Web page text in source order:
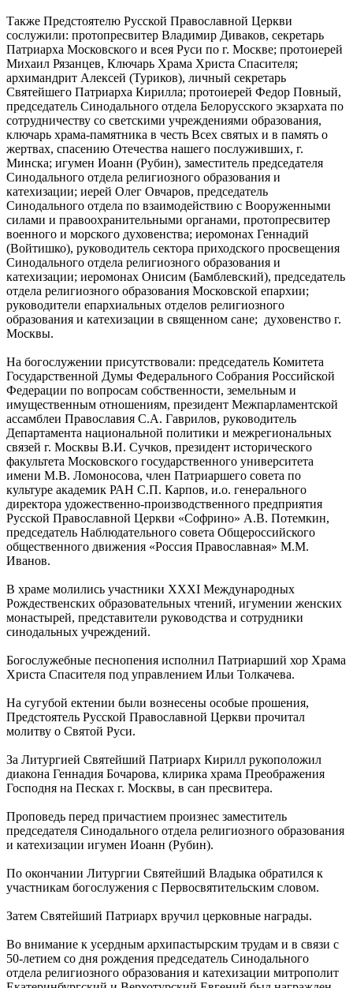
Также Предстоятелю Русской Православной Церкви
сослужили: протопресвитер Владимир Диваков, секретарь
Патриарха Московского и всея Руси по г. Москве; протоиерей
Михаил Рязанцев, Ключарь Храма Христа Спасителя;
архимандрит Алексей (Туриков), личный секретарь
Святейшего Патриарха Кирилла; протоиерей Федор Повный,
председатель Синодального отдела Белорусского экзархата по
сотрудничеству со светскими учреждениями образования,
ключарь храма-памятника в честь Всех святых и в память о
жертвах, спасению Отечества нашего послуживших, г.
Минска; игумен Иоанн (Рубин), заместитель председателя
Синодального отдела религиозного образования и
катехизации; иерей Олег Овчаров, председатель
Синодального отдела по взаимодействию с Вооруженными
силами и правоохранительными органами, протопресвитер
военного и морского духовенства; иеромонах Геннадий
(Войтишко), руководитель сектора приходского просвещения
Синодального отдела религиозного образования и
катехизации; иеромонах Онисим (Бамблевский), председатель
отдела религиозного образования Московской епархии;
руководители епархиальных отделов религиозного
образования и катехизации в священном сане; духовенство г.
Москвы.
На богослужении присутствовали: председатель Комитета
Государственной Думы Федерального Собрания Российской
Федерации по вопросам собственности, земельным и
имущественным отношениям, президент Межпарламентской
ассамблеи Православия С.А. Гаврилов, руководитель
Департамента национальной политики и межрегиональных
связей г. Москвы В.И. Сучков, президент исторического
факультета Московского государственного университета
имени М.В. Ломоносова, член Патриаршего совета по
культуре академик РАН С.П. Карпов, и.о. генерального
директора удожественно-производственного предприятия
Русской Православной Церкви «Софрино» А.В. Потемкин,
председатель Наблюдательного совета Общероссийского
общественного движения «Россия Православная» М.М.
Иванов.
В храме молились участники XXХI Международных
Рождественских образовательных чтений, игумении женских
монастырей, представители руководства и сотрудники
синодальных учреждений.
Богослужебные песнопения исполнил Патриарший хор Храма
Христа Спасителя под управлением Ильи Толкачева.
На сугубой ектении были вознесены особые прошения,
Предстоятель Русской Православной Церкви прочитал
молитву о Святой Руси.
За Литургией Святейший Патриарх Кирилл рукоположил
диакона Геннадия Бочарова, клирика храма Преображения
Господня на Песках г. Москвы, в сан пресвитера.
Проповедь перед причастием произнес заместитель
председателя Синодального отдела религиозного образования
и катехизации игумен Иоанн (Рубин).
По окончании Литургии Святейший Владыка обратился к
участникам богослужения с Первосвятительским словом.
Затем Святейший Патриарх вручил церковные награды.
Во внимание к усердным архипастырским трудам и в связи с
50-летием со дня рождения председатель Синодального
отдела религиозного образования и катехизации митрополит